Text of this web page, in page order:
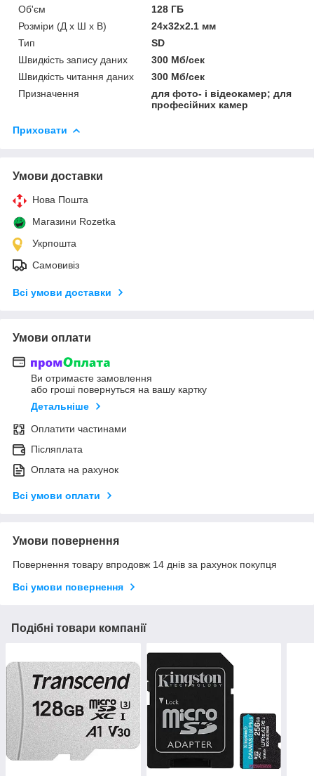
Об'єм
128 ГБ
Розміри (Д x Ш x В)
24x32x2.1 мм
Тип
SD
Швидкість запису даних
300 Мб/сек
Швидкість читання даних
300 Мб/сек
Призначення
для фото- і відеокамер; для
професійних камер
Приховати
Умови доставки
Нова Пошта
Магазини Rozetka
Укрпошта
Самовивіз
Всі умови доставки
Умови оплати
Ви отримаєте замовлення
або гроші повернуться на вашу картку
Детальніше
Оплатити частинами
Післяплата
Оплата на рахунок
Всі умови оплати
Умови повернення
Повернення товару впродовж 14 днів за рахунок покупця
Всі умови повернення
Подібні товари компанії